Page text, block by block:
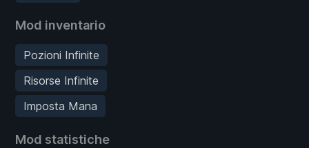
Mod inventario
Pozioni Infinite
Risorse Infinite
Imposta Mana
Mod statistiche